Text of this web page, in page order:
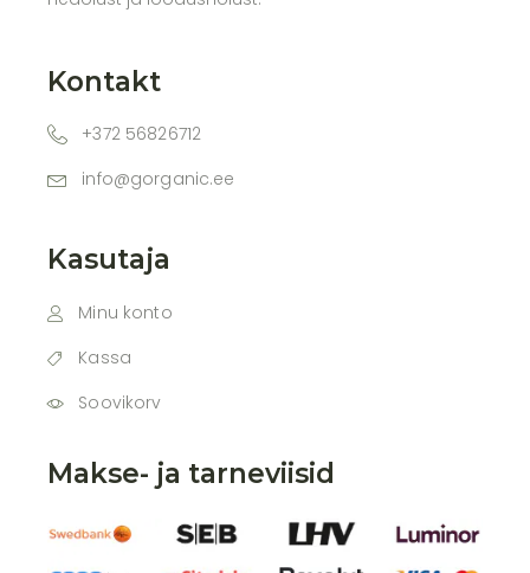
Kontakt
+372 56826712
info@gorganic.ee
Kasutaja
Minu konto
Kassa
Soovikorv
Makse- ja tarneviisid